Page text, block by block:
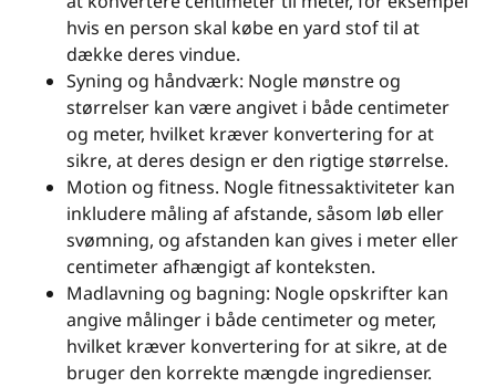
hvis en person skal købe en yard stof til at
dække deres vindue.
Syning og håndværk: Nogle mønstre og
størrelser kan være angivet i både centimeter
og meter, hvilket kræver konvertering for at
sikre, at deres design er den rigtige størrelse.
Motion og fitness. Nogle fitnessaktiviteter kan
inkludere måling af afstande, såsom løb eller
svømning, og afstanden kan gives i meter eller
centimeter afhængigt af konteksten.
Madlavning og bagning: Nogle opskrifter kan
angive målinger i både centimeter og meter,
hvilket kræver konvertering for at sikre, at de
bruger den korrekte mængde ingredienser.